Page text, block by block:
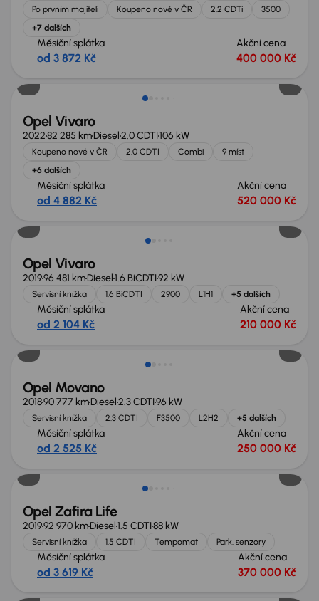
Po prvním majiteli Koupeno nové v ČR 2.2 CDTi
3500
+7 dalších
Měsíční splátka
od 3 872 Kč
Akční cena
400 000 Kč
Extra sleva 27 500 Kč
Opel Vivaro
202282 285 kmDiesel2.0 CDTI106 kW
Koupeno nové v ČR 2.0 CDTI Combi
9 míst
+6 dalších
Měsíční splátka
od 4 882 Kč
Akční cena
520 000 Kč
Zlevněno o 70 000 Kč
Opel Vivaro
201996 481 kmDiesel1.6 BiCDTI92 kW
Servisní knížka 1.6 BiCDTI 2900 L1H1 +5 dalších
Měsíční splátka
od 2 104 Kč
Akční cena
210 000 Kč
Extra sleva 17 000 Kč
Opel Movano
201890 777 kmDiesel2.3 CDTI96 kW
Servisní knížka 2.3 CDTI F3500 L2H2 +5 dalších
Měsíční splátka
od 2 525 Kč
Akční cena
250 000 Kč
Opel Zafira Life
201992 970 kmDiesel1.5 CDTI88 kW
Servisní knížka 1.5 CDTI Tempomat Park. senzory
Měsíční splátka
od 3 619 Kč
Akční cena
370 000 Kč
Zlevněno o 40 000 Kč